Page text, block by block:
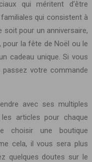
qui méritent d’être
qui consistent à
soit pour un anniversaire,
pour la fête de Noël ou le
cadeau unique. Si vous
votre commande
avec ses multiples
articles pour chaque
choisir une boutique
cela, il vous sera plus
quelques doutes sur le